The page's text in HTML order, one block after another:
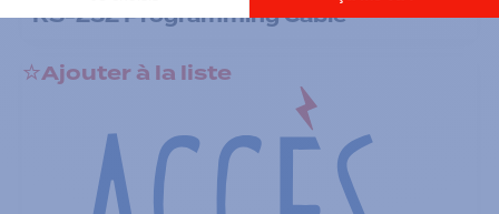
RS-232 Programming Cable
Ajouter à la liste